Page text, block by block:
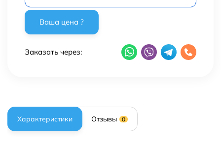
Заказать через:
Характеристики Отзывы 0